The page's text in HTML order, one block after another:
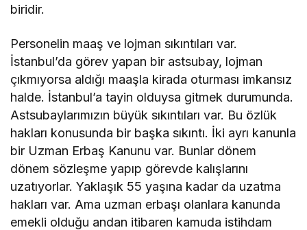
biridir.
Personelin maaş ve lojman sıkıntıları var.
İstanbul’da görev yapan bir astsubay, lojman
çıkmıyorsa aldığı maaşla kirada oturması imkansız
halde. İstanbul’a tayin olduysa gitmek durumunda.
Astsubaylarımızın büyük sıkıntıları var. Bu özlük
hakları konusunda bir başka sıkıntı. İki ayrı kanunla
bir Uzman Erbaş Kanunu var. Bunlar dönem
dönem sözleşme yapıp görevde kalışlarını
uzatıyorlar. Yaklaşık 55 yaşına kadar da uzatma
hakları var. Ama uzman erbaşı olanlara kanunda
emekli olduğu andan itibaren kamuda istihdam